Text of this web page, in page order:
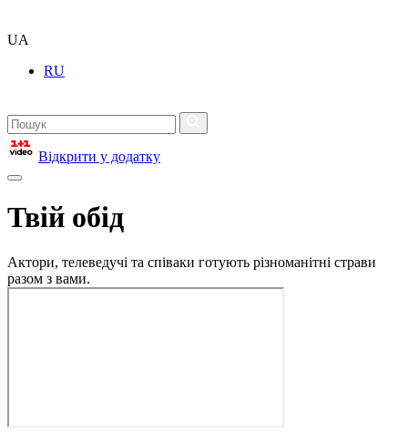
UA
RU
Відкрити у додатку
Твій обід
Актори, телеведучі та співаки готують різноманітні страви
разом з вами.